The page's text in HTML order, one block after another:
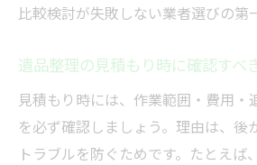
比較検討が失敗しない業者選びの第
遺品整理の見積もり時に確認すべ
見積もり時には、作業範囲・費用・
を必ず確認しましょう。理由は、後
トラブルを防ぐためです。たとえば